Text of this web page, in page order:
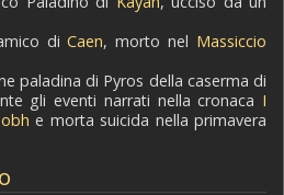
diCaen, morto nel Massiccio
paladina di Pyros della caserma di
gli eventi narrati nella cronaca I
e morta suicida nella primavera